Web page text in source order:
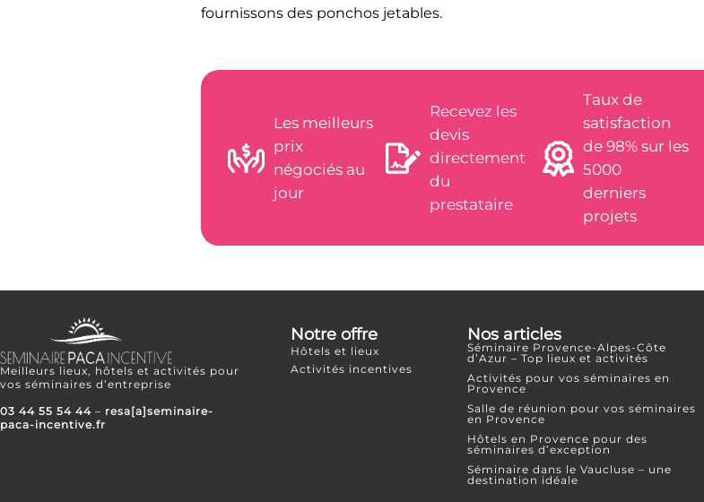
fournissons des ponchos jetables.
Les meilleurs
prix
négociés au
jour
Recevez les
devis
directement
du
prestataire
Taux de
satisfaction
de 98% sur les
5000
derniers
projets
Meilleurs lieux, hôtels et activités pour
vos séminaires d’entreprise
03 44 55 54 44 – resa[a]seminaire-
paca-incentive.fr
Notre offre
Hôtels et lieux
Activités incentives
Nos articles
Séminaire Provence-Alpes-Côte
d’Azur – Top lieux et activités
Activités pour vos séminaires en
Provence
Salle de réunion pour vos séminaires
en Provence
Hôtels en Provence pour des
séminaires d’exception
Séminaire dans le Vaucluse – une
destination idéale